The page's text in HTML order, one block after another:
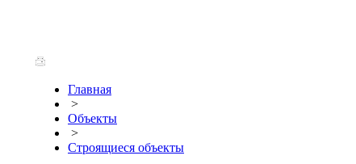
Главная
>
Объекты
>
Строящиеся объекты